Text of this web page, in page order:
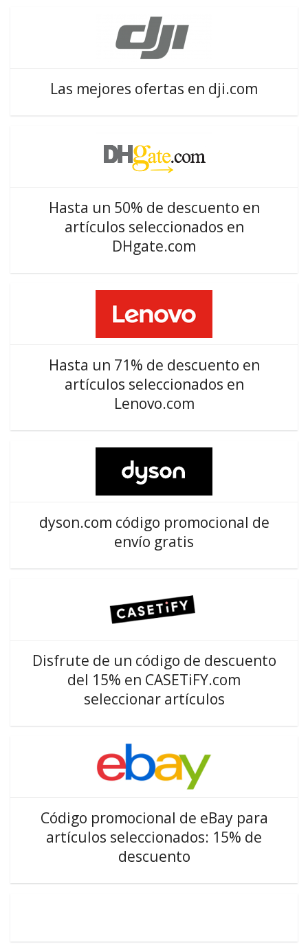
Las mejores ofertas en dji.com
Hasta un 50% de descuento en
artículos seleccionados en
DHgate.com
Hasta un 71% de descuento en
artículos seleccionados en
Lenovo.com
dyson.com código promocional de
envío gratis
Disfrute de un código de descuento
del 15% en CASETiFY.com
seleccionar artículos
Código promocional de eBay para
artículos seleccionados: 15% de
descuento